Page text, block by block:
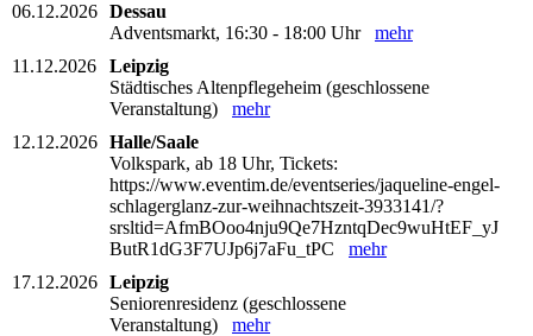
06.12.2026 Dessau
Adventsmarkt, 16:30 - 18:00 Uhr mehr
11.12.2026
Leipzig
Städtisches Altenpflegeheim (geschlossene
Veranstaltung) mehr
12.12.2026 Halle/Saale
Volkspark, ab 18 Uhr, Tickets:
https://www.eventim.de/eventseries/jaqueline-engel-
schlagerglanz-zur-weihnachtszeit-3933141/?
srsltid=AfmBOoo4nju9Qe7HzntqDec9wuHtEF_yJ
ButR1dG3F7UJp6j7aFu_tPC mehr
17.12.2026 Leipzig
Seniorenresidenz (geschlossene
Veranstaltung) mehr